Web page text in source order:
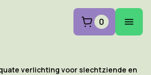
0
verlichting voor slechtziende en